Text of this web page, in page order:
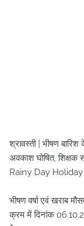
श्रावस्ती | भीषण
अवकाश घोषित,
Rainy Day Holiday
भीषण वर्षा एवं खराब
क्रम में दिनांक